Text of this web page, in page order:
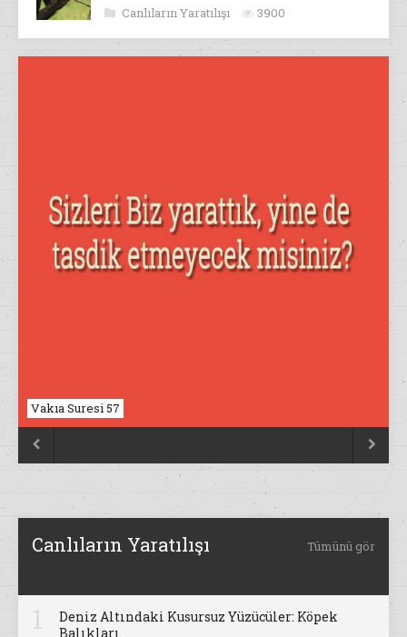
Canlıların Yaratılışı 3900
Vakıa Suresi 57
Nahl Suresi 17
 
Canlıların Yaratılışı Tümünü gör
Deniz Altındaki Kusursuz Yüzücüler: Köpek
Balıkları